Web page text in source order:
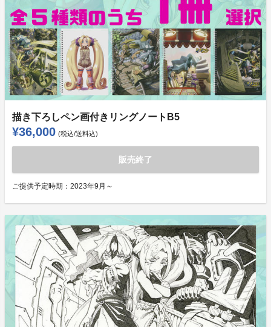
描き下ろしペン画付きリングノートB5
¥36,000 (税込/送料込)
販売終了
ご提供予定時期： 2023年9月～